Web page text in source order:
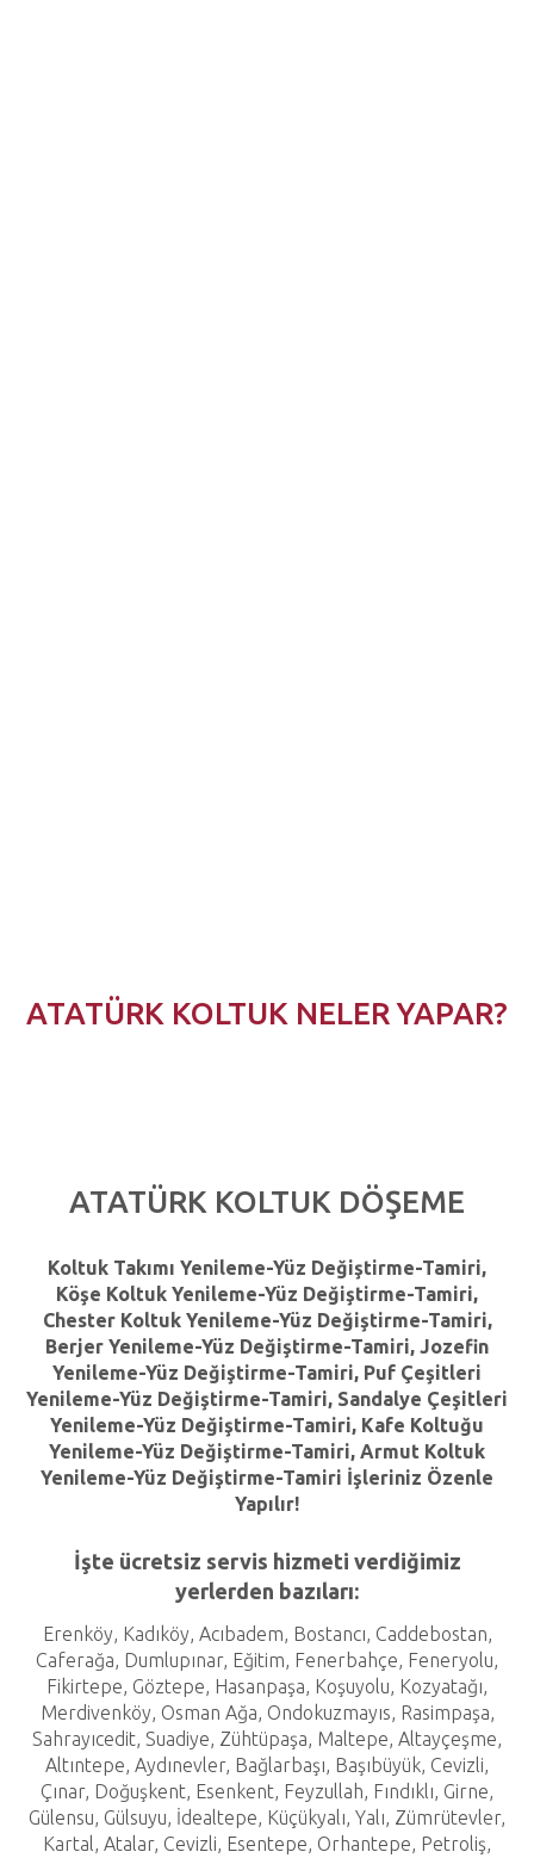
ATATÜRK KOLTUK NELER YAPAR?
ATATÜRK KOLTUK DÖŞEME
Koltuk Takımı Yenileme-Yüz Değiştirme-Tamiri,
Köşe Koltuk Yenileme-Yüz Değiştirme-Tamiri,
Chester Koltuk Yenileme-Yüz Değiştirme-Tamiri,
Berjer Yenileme-Yüz Değiştirme-Tamiri, Jozefin
Yenileme-Yüz Değiştirme-Tamiri, Puf Çeşitleri
Yenileme-Yüz Değiştirme-Tamiri, Sandalye Çeşitleri
Yenileme-Yüz Değiştirme-Tamiri, Kafe Koltuğu
Yenileme-Yüz Değiştirme-Tamiri, Armut Koltuk
Yenileme-Yüz Değiştirme-Tamiri İşleriniz Özenle
Yapılır!
İşte ücretsiz servis hizmeti verdiğimiz
yerlerden bazıları:
Erenköy, Kadıköy, Acıbadem, Bostancı, Caddebostan,
Caferağa, Dumlupınar, Eğitim, Fenerbahçe, Feneryolu,
Fikirtepe, Göztepe, Hasanpaşa, Koşuyolu, Kozyatağı,
Merdivenköy, Osman Ağa, Ondokuzmayıs, Rasimpaşa,
Sahrayıcedit, Suadiye, Zühtüpaşa, Maltepe, Altayçeşme,
Altıntepe, Aydınevler, Bağlarbaşı, Başıbüyük, Cevizli,
Çınar, Doğuşkent, Esenkent, Feyzullah, Fındıklı, Girne,
Gülensu, Gülsuyu, İdealtepe, Küçükyalı, Yalı, Zümrütevler,
Kartal, Atalar, Cevizli, Esentepe, Orhantepe, Petroliş,